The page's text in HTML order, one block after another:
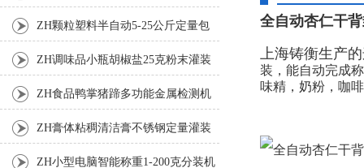
全自动杏仁干
上海铸衡生产
装，能自动完成
味精，奶粉，咖
ZH颗粒塑料半自动5-25公斤定量包
装机 ZH调味品小瓶胡椒盐25克粉末灌装
ZH食品鸭掌猪蹄多功能金属检测机
ZH膏体粘稠清洁膏不锈钢定量灌装
机厂家 ZH小型电脑智能称重1-200克分装机